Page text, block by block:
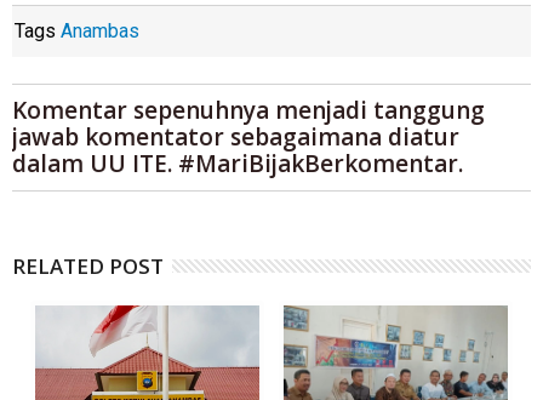
Tags Anambas
Komentar sepenuhnya menjadi tanggung
jawab komentator sebagaimana diatur
dalam UU ITE. #MariBijakBerkomentar.
RELATED POST